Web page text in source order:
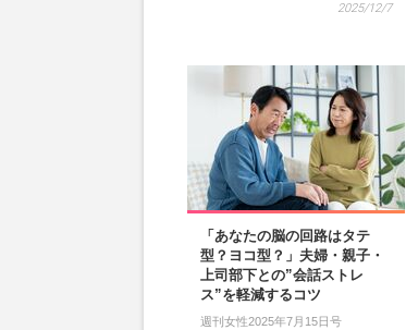
2025/12/7
「あなたの脳の回路はタテ
型？ヨコ型？」夫婦・親子・
上司部下との”会話ストレ
ス”を軽減するコツ
週刊女性2025年7月15日号